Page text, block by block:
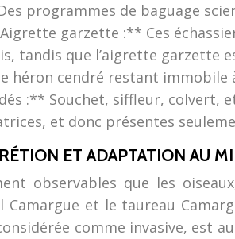
programmes de baguage
garzette :** Ces
tandis que l’aigrette garzette
héron cendré restant
:** Souchet, siffleur, colvert,
et donc présentes
ET ADAPTATION AU
observables que les
Camargue et le taureau
comme invasive, est